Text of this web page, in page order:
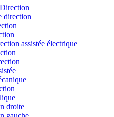
Direction
direction
assistée électrique
droite